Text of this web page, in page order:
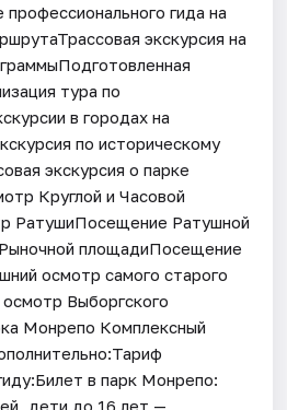
гида на
экскурсия на
тура по
в городах на
по историческому
экскурсия о парке
Круглой и Часовой
РатушиПосещение Ратушной
площадиПосещение
осмотр самого старого
Выборгского
Монрепо Комплексный
в парк Монрепо:
дети до 16 лет —